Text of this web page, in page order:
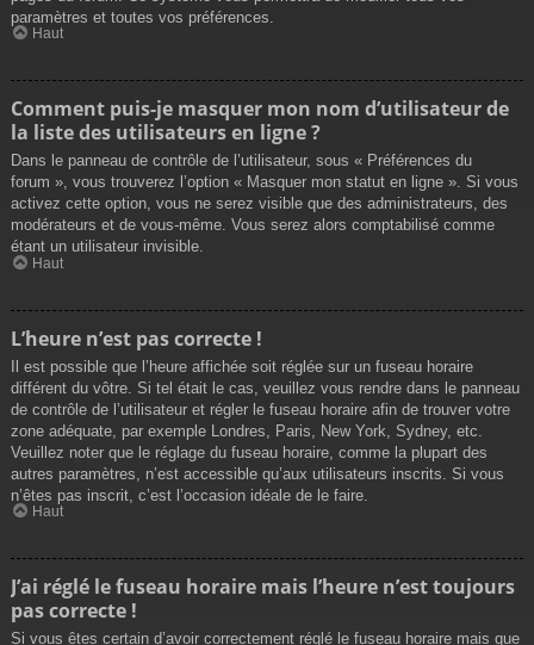
paramètres et toutes vos préférences.
Haut
Comment puis-je masquer mon nom d’utilisateur de
la liste des utilisateurs en ligne ?
Dans le panneau de contrôle de l’utilisateur, sous « Préférences du
forum », vous trouverez l’option « Masquer mon statut en ligne ». Si vous
activez cette option, vous ne serez visible que des administrateurs, des
modérateurs et de vous-même. Vous serez alors comptabilisé comme
étant un utilisateur invisible.
Haut
L’heure n’est pas correcte !
Il est possible que l’heure affichée soit réglée sur un fuseau horaire
différent du vôtre. Si tel était le cas, veuillez vous rendre dans le panneau
de contrôle de l’utilisateur et régler le fuseau horaire afin de trouver votre
zone adéquate, par exemple Londres, Paris, New York, Sydney, etc.
Veuillez noter que le réglage du fuseau horaire, comme la plupart des
autres paramètres, n’est accessible qu’aux utilisateurs inscrits. Si vous
n’êtes pas inscrit, c’est l’occasion idéale de le faire.
Haut
J’ai réglé le fuseau horaire mais l’heure n’est toujours
pas correcte !
Si vous êtes certain d’avoir correctement réglé le fuseau horaire mais que